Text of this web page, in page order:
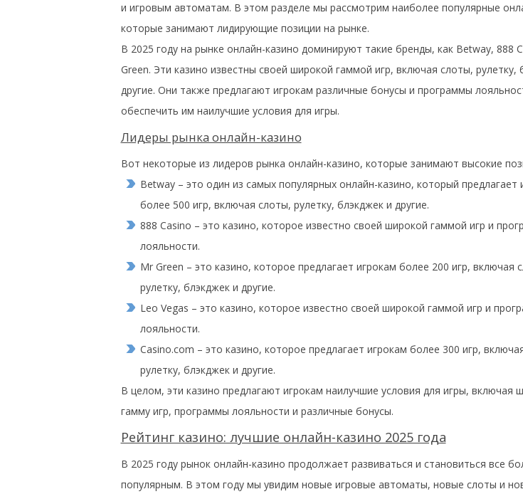
и игровым автоматам. В этом разделе мы рассмотрим наиболее популярные
которые занимают лидирующие позиции на рынке.
В 2025 году на рынке онлайн-казино доминируют такие бренды, как Betway, 888
Green. Эти казино известны своей широкой гаммой игр, включая слоты, рулетку,
другие. Они также предлагают игрокам различные бонусы и программы
обеспечить им наилучшие условия для игры.
Лидеры рынка онлайн-казино
Вот некоторые из лидеров рынка онлайн-казино, которые занимают высокие
Betway – это один из самых популярных онлайн-казино, который предлагает
более 500 игр, включая слоты, рулетку, блэкджек и другие.
888 Casino – это казино, которое известно своей широкой гаммой игр и
лояльности.
Mr Green – это казино, которое предлагает игрокам более 200 игр, включая
рулетку, блэкджек и другие.
Leo Vegas – это казино, которое известно своей широкой гаммой игр и
лояльности.
Casino.com – это казино, которое предлагает игрокам более 300 игр,
рулетку, блэкджек и другие.
В целом, эти казино предлагают игрокам наилучшие условия для игры, включая
гамму игр, программы лояльности и различные бонусы.
Рейтинг казино: лучшие онлайн-казино 2025 года
В 2025 году рынок онлайн-казино продолжает развиваться и становиться все
популярным. В этом году мы увидим новые игровые автоматы, новые слоты и